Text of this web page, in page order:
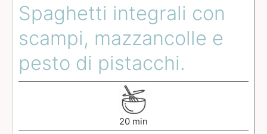
Spaghetti integrali con
scampi, mazzancolle e
pesto di pistacchi.
20 min